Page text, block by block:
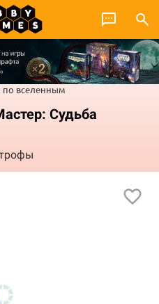
по вселенным
Судьба